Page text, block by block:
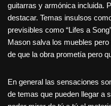
guitarras y armónica incluida.
destacar. Temas insulsos
previsibles como “Lifes a
Mason salva los muebles
de que la obra prometía pero
En general las sensaciones
de temas que pueden llegar a